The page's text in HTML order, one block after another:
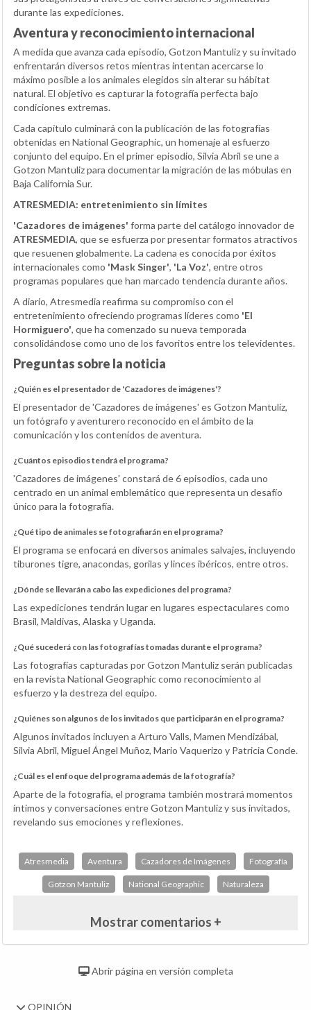
durante las expediciones.
Aventura y reconocimiento internacional
A medida que avanza cada episodio, Gotzon Mantuliz y su invitado
enfrentarán diversos retos mientras intentan acercarse lo
máximo posible a los animales elegidos sin alterar su hábitat
natural. El objetivo es capturar la fotografía perfecta bajo
condiciones extremas.
Cada capítulo culminará con la publicación de las fotografías
obtenidas en National Geographic, un homenaje al esfuerzo
conjunto del equipo. En el primer episodio, Silvia Abril se une a
Gotzon Mantuliz para documentar la migración de las móbulas en
Baja California Sur.
ATRESMEDIA: entretenimiento sin límites
'Cazadores de imágenes' forma parte del catálogo innovador de
ATRESMEDIA, que se esfuerza por presentar formatos atractivos
que resuenen globalmente. La cadena es conocida por éxitos
internacionales como 'Mask Singer', 'La Voz', entre otros
programas populares que han marcado tendencia durante años.
A diario, Atresmedia reafirma su compromiso con el
entretenimiento ofreciendo programas líderes como 'El
Hormiguero', que ha comenzado su nueva temporada
consolidándose como uno de los favoritos entre los televidentes.
Preguntas sobre la noticia
¿Quién es el presentador de 'Cazadores de imágenes'?
El presentador de 'Cazadores de imágenes' es Gotzon Mantuliz,
un fotógrafo y aventurero reconocido en el ámbito de la
comunicación y los contenidos de aventura.
¿Cuántos episodios tendrá el programa?
'Cazadores de imágenes' constará de 6 episodios, cada uno
centrado en un animal emblemático que representa un desafío
único para la fotografía.
¿Qué tipo de animales se fotografiarán en el programa?
El programa se enfocará en diversos animales salvajes, incluyendo
tiburones tigre, anacondas, gorilas y linces ibéricos, entre otros.
¿Dónde se llevarán a cabo las expediciones del programa?
Las expediciones tendrán lugar en lugares espectaculares como
Brasil, Maldivas, Alaska y Uganda.
¿Qué sucederá con las fotografías tomadas durante el programa?
Las fotografías capturadas por Gotzon Mantuliz serán publicadas
en la revista National Geographic como reconocimiento al
esfuerzo y la destreza del equipo.
¿Quiénes son algunos de los invitados que participarán en el programa?
Algunos invitados incluyen a Arturo Valls, Mamen Mendizábal,
Silvia Abril, Miguel Ángel Muñoz, Mario Vaquerizo y Patricia Conde.
¿Cuál es el enfoque del programa además de la fotografía?
Aparte de la fotografía, el programa también mostrará momentos
íntimos y conversaciones entre Gotzon Mantuliz y sus invitados,
revelando sus emociones y reflexiones.
Atresmedia Aventura Cazadores de Imágenes Fotografía
Gotzon Mantuliz National Geographic Naturaleza
Mostrar comentarios +
Abrir página en versión completa
OPINIÓN